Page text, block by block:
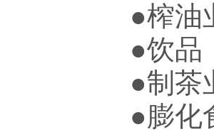
●榨油
●饮品
●制茶
●膨化